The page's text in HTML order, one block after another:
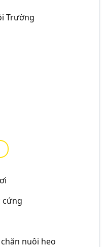
Trường
cứng
nuôi heo